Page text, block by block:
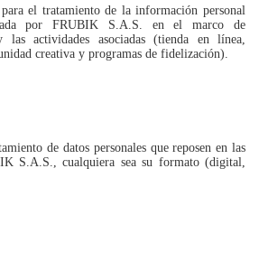
el tratamiento de la información personal
por FRUBIK S.A.S. en el marco de
las actividades asociadas (tienda en línea,
creativa y programas de fidelización).
de datos personales que reposen en las
S.A.S., cualquiera sea su formato (digital,